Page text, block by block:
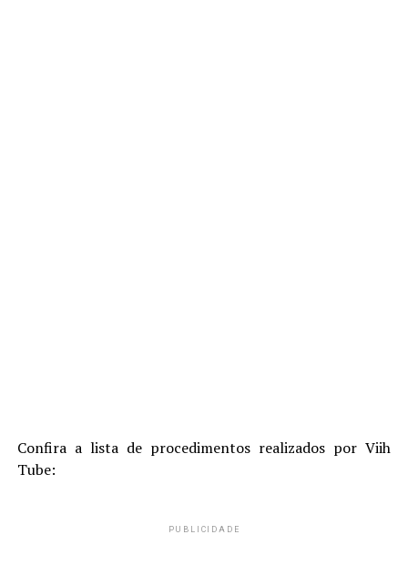
Confira a lista de procedimentos realizados por Viih
Tube:
PUBLICIDADE